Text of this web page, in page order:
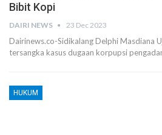
Bibit Kopi
DAIRI NEWS 23 Dec 2023
Dairinews.co-Sidikalang Delphi Masdiana
tersangka kasus dugaan korpupsi
HUKUM